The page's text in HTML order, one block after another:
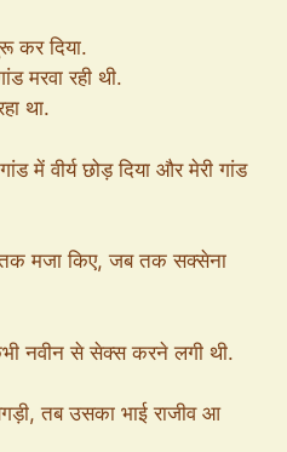
कर दिया.
मरवा रही थी.
था.
में वीर्य छोड़ दिया और मेरी गांड
मजा किए, जब तक सक्सेना
नवीन से सेक्स करने लगी थी.
तब उसका भाई राजीव आ